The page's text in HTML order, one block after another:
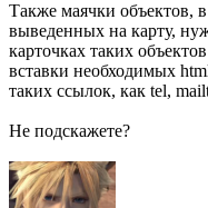
Также маячки объектов,
выведенных на карту,
карточках таких
вставки необходимых
таких ссылок, как tel,
Не подскажете?